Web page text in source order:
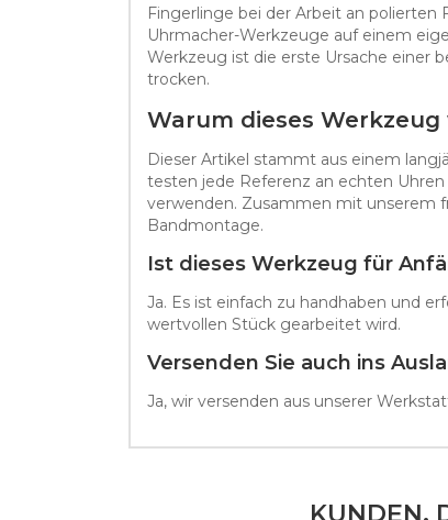
Fingerlinge bei der Arbeit an
Uhrmacher-Werkzeuge auf einem
Werkzeug ist die erste Ursache einer
trocken.
Warum dieses Werkzeug
Dieser Artikel stammt aus einem
testen jede Referenz an echten
verwenden. Zusammen mit unserem
Bandmontage.
Ist dieses Werkzeug für
Ja. Es ist einfach zu handhaben und
wertvollen Stück gearbeitet wird.
Versenden Sie auch ins
Ja, wir versenden aus unserer
KUNDEN,